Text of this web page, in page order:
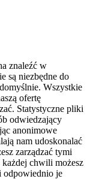
znaleźć w
są niezbędne do
Wszystkie
ofertę
Statystyczne pliki
odwiedzający
anonimowe
nam udoskonalać
zarządzać tymi
chwili możesz
odpowiednio je